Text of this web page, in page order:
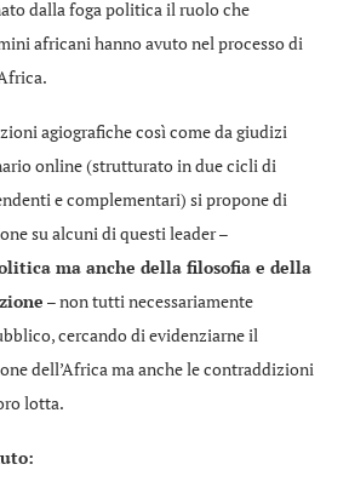
dalla foga politica il ruolo che
africani hanno avuto nel processo di
agiografiche così come da giudizi
online (strutturato in due cicli di
e complementari) si propone di
su alcuni di questi leader –
ma anche della filosofia e della
– non tutti necessariamente
cercando di evidenziarne il
dell’Africa ma anche le contraddizioni
lotta.